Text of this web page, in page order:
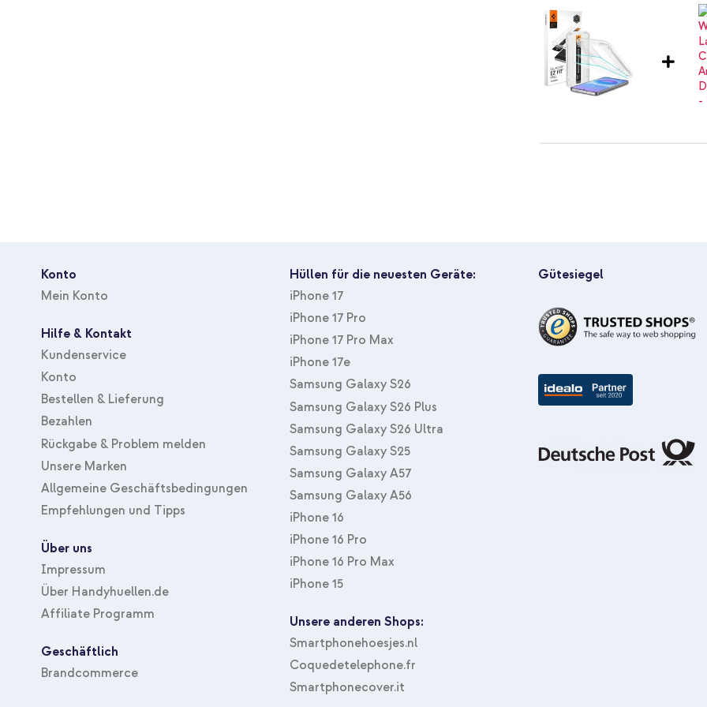
Spigen GLAStR Fit
Original USB-C-zu-USB-C-
Konto
Mein Konto
Hilfe & Kontakt
Kundenservice
Konto
Bestellen & Lieferung
Bezahlen
Rückgabe & Problem melden
Unsere Marken
Allgemeine Geschäftsbedingungen
Empfehlungen und Tipps
Über uns
Impressum
Über Handyhuellen.de
Affiliate Programm
Geschäftlich
Brandcommerce
Hüllen für die neuesten Geräte:
iPhone 17
iPhone 17 Pro
iPhone 17 Pro Max
iPhone 17e
Samsung Galaxy S26
Samsung Galaxy S26 Plus
Samsung Galaxy S26 Ultra
Samsung Galaxy S25
Samsung Galaxy A57
Samsung Galaxy A56
iPhone 16
iPhone 16 Pro
iPhone 16 Pro Max
iPhone 15
Unsere anderen Shops:
Smartphonehoesjes.nl
Coquedetelephone.fr
Smartphonecover.it
Gütesiegel